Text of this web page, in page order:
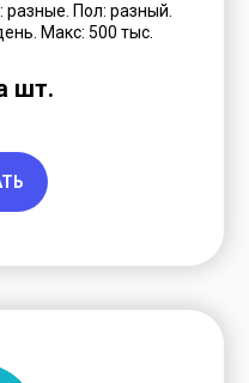
разные. Пол: разный.
Макс: 500 тыс.
шт.